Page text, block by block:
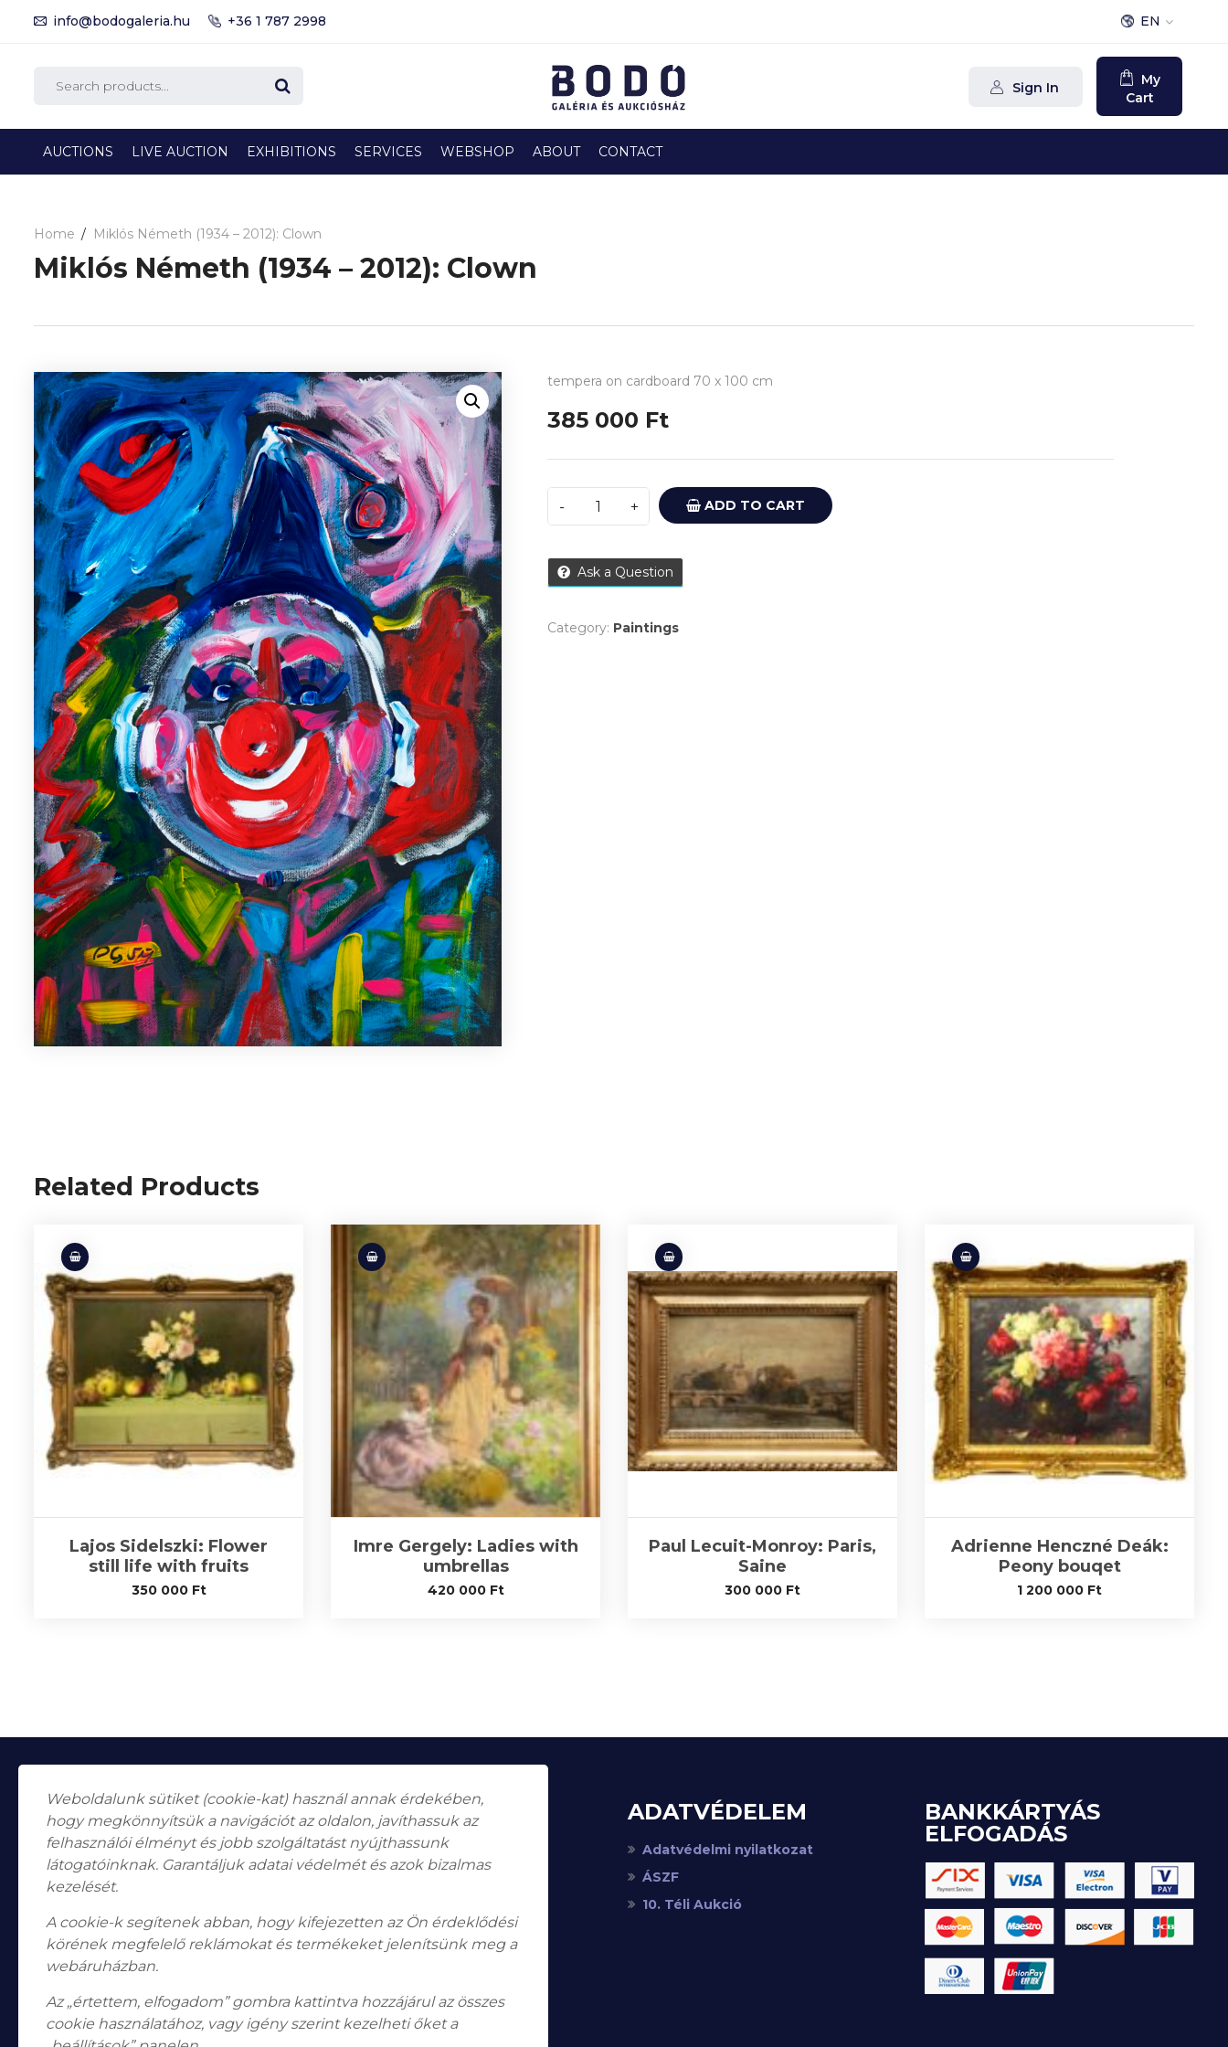
EN
+36 1 787 2998
info@bodogaleria.hu
Sign In
My
Cart
AUCTIONS LIVE AUCTION EXHIBITIONS SERVICES WEBSHOP ABOUT CONTACT
Home Miklós Németh (1934 – 2012): Clown
Miklós Németh (1934 – 2012): Clown
tempera on cardboard 70 x 100 cm
385 000 Ft
ADD TO CART
Ask a Question
Category: Paintings
Related Products
Lajos Sidelszki: Flower
still life with fruits
350 000 Ft
Imre Gergely: Ladies with
umbrellas
420 000 Ft
Paul Lecuit-Monroy: Paris,
Saine
300 000 Ft
Adrienne Henczné Deák:
Peony bouqet
1 200 000 Ft
Falk Miksa utca 24-26. H-1055
Budapest
NyitvatartásHétfő, Péntek: 10:00–18:00
Szombat: 10:00-13:00 Vasárnap: zárva
info@bodogaleria.hu
ADATVÉDELEM
Adatvédelmi nyilatkozat
ÁSZF
10. Téli Aukció
BANKKÁRTYÁS
ELFOGADÁS
Weboldalunk sütiket (cookie-kat) használ annak érdekében,
hogy megkönnyítsük a navigációt az oldalon, javíthassuk az
felhasználói élményt és jobb szolgáltatást nyújthassunk
látogatóinknak. Garantáljuk adatai védelmét és azok bizalmas
kezelését.
A cookie-k segítenek abban, hogy kifejezetten az Ön érdeklődési
körének megfelelő reklámokat és termékeket jelenítsünk meg a
webáruházban.
Az „értettem, elfogadom” gombra kattintva hozzájárul az összes
cookie használatához, vagy igény szerint kezelheti őket a